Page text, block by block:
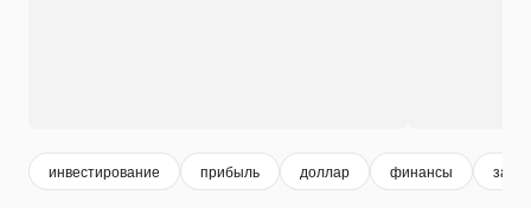
инвестирование прибыль доллар финансы